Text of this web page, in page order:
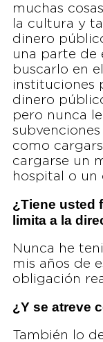
muchas
la cultura y
dinero
una parte de
buscarlo en
instituciones
dinero
pero nunca
como
cargarse un
hospital o un
¿Tiene usted
limita a la
Nunca he
mis años de
obligación
¿Y se atreve
También lo